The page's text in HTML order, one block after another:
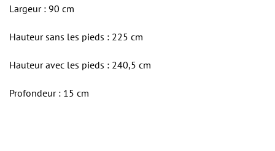
Largeur : 90 cm
Hauteur sans les pieds : 225 cm
Hauteur avec les pieds : 240,5 cm
Profondeur : 15 cm